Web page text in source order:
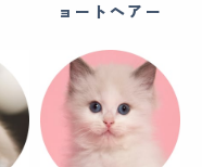
ョートヘアー